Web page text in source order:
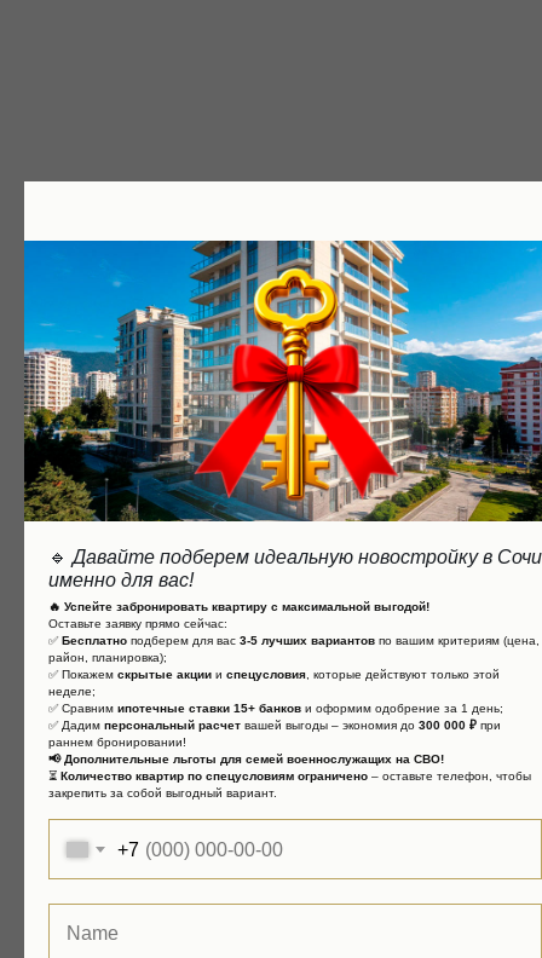
СТАНДАРТ 1-МЕСТНЫЙ
🔹Давайте подберем идеальную новостройку в Сочи
именно для вас!
🔥 Успейте забронировать квартиру с максимальной выгодой!
Оставьте заявку прямо сейчас:
✅Бесплатно подберем для вас 3-5 лучших вариантов по вашим критериям (цена,
район, планировка);
✅ Покажем скрытые акции и спецусловия, которые действуют только этой
неделе;
✅ Сравним ипотечные ставки 15+ банков и оформим одобрение за 1 день;
✅ Дадим персональный расчет вашей выгоды – экономия до 300 000 ₽ при
раннем бронировании!
📢 Дополнительные льготы для семей военнослужащих на СВО!
⏳ Количество квартир по спецусловиям ограничено – оставьте телефон, чтобы
закрепить за собой выгодный вариант.
+7